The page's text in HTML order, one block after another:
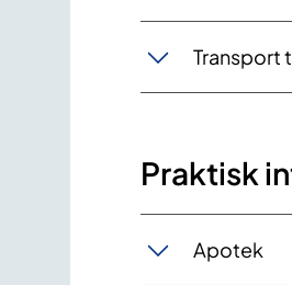
Transport
Praktisk
Apotek